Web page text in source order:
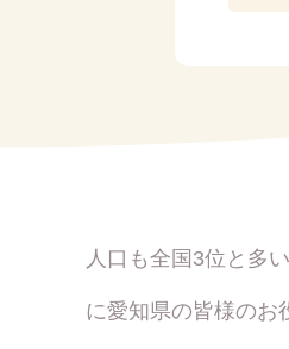
人口も全国3位と多
に愛知県の皆様のお